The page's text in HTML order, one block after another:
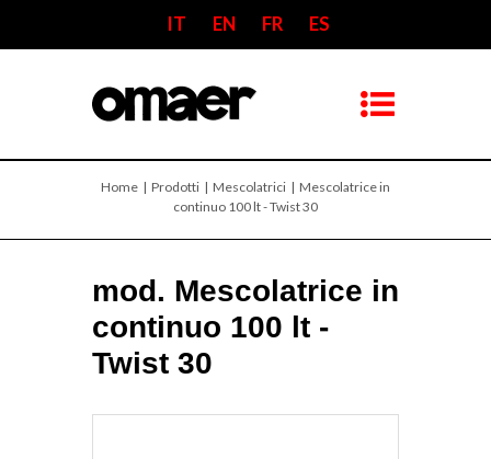
IT EN FR ES
Home | Prodotti | Mescolatrici | Mescolatrice in
continuo 100 lt - Twist 30
mod. Mescolatrice in
continuo 100 lt -
Twist 30